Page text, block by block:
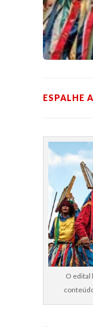
ESPALHE
O edital